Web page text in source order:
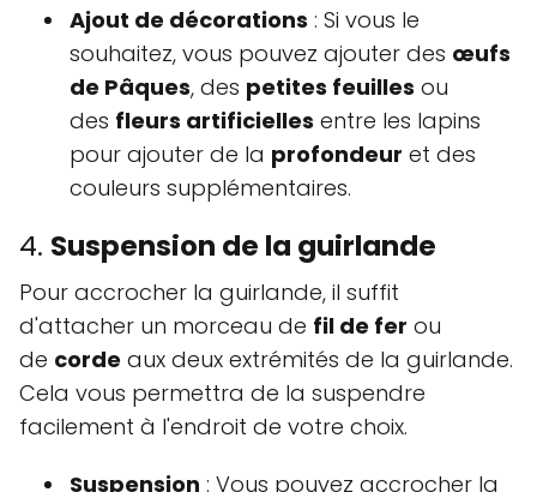
Ajout de décorations : Si vous le
souhaitez, vous pouvez ajouter des œufs
de Pâques, des petites feuilles ou
des fleurs artificielles entre les lapins
pour ajouter de la profondeur et des
couleurs supplémentaires.
4. Suspension de la guirlande
Pour accrocher la guirlande, il suffit
d'attacher un morceau de fil de fer ou
de corde aux deux extrémités de la guirlande.
Cela vous permettra de la suspendre
facilement à l'endroit de votre choix.
Suspension : Vous pouvez accrocher la